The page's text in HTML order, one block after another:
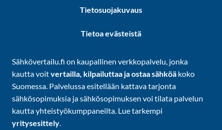
Tietosuojakuvaus
Tietoa evästeistä
Sähkövertailu.fi on kaupallinen verkkopalvelu, jonka
kautta voitvertailla, kilpailuttaa ja ostaa sähköä koko
Suomessa. Palvelussa esitellään kattava tarjonta
sähkösopimuksia ja sähkösopimuksen voi tilata palvelun
kautta yhteistyökumppaneilta. Lue tarkempi
yritysesittely.